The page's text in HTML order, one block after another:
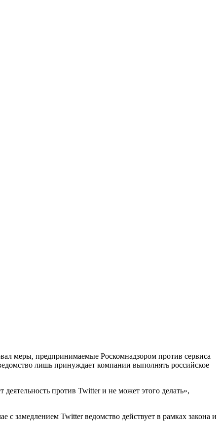
меры, предпринимаемые Роскомнадзором против сервиса
лишь принуждает компании выполнять российское
против Twitter и не может этого делать»,
с замедлением Twitter ведомство действует в рамках закона и